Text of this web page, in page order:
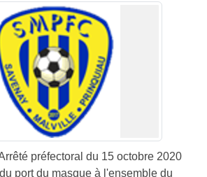
préfectoral du 15 octobre 2020
port du masque à l'ensemble du